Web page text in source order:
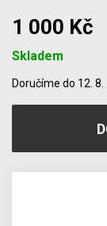
1 000 Kč
Skladem
Doručíme do 12. 8.